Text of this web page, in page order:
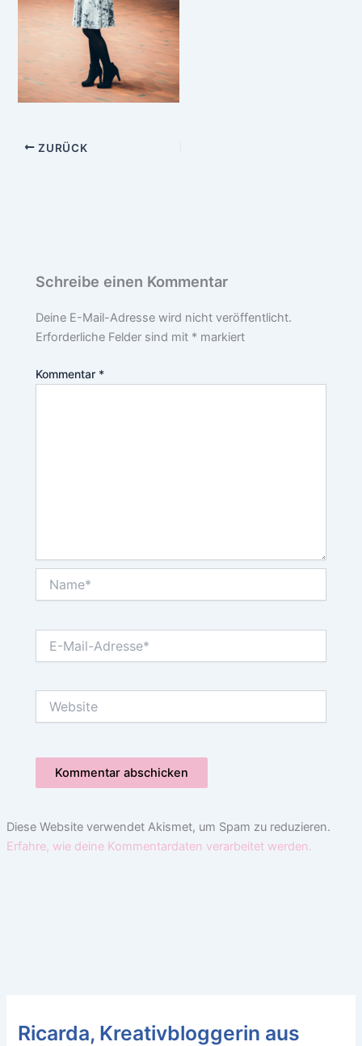
ZURÜCK
Schreibe einen Kommentar
Deine E-Mail-Adresse wird nicht veröffentlicht.
Erforderliche Felder sind mit * markiert
Kommentar *
Mail-
Diese Website verwendet Akismet, um Spam zu reduzieren.
Erfahre, wie deine Kommentardaten verarbeitet werden.
Ricarda, Kreativbloggerin aus